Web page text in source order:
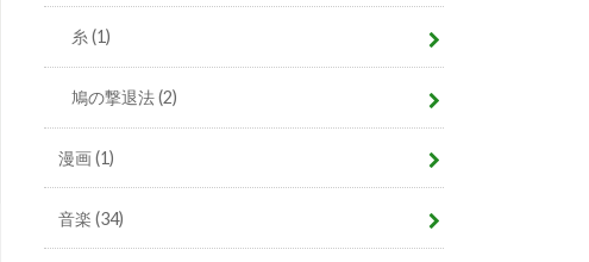
糸(1)
鳩の撃退法(2)
漫画(1)
音楽 (34)